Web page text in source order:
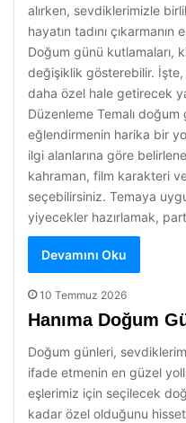
alırken, sevdiklerimizle
hayatın tadını
Doğum günü kutlamaları,
değişiklik gösterebilir. İşte,
daha özel hale getirecek
Düzenleme Temalı
eğlendirmenin harika bir
ilgi alanlarına göre
kahraman, film karakteri
seçebilirsiniz. Temaya
yiyecekler hazırlamak,
Devamını Oku
10 Temmuz 2026
Hanıma Doğum
Doğum günleri,
ifade etmenin en güzel
eşlerimiz için seçilecek
kadar özel olduğunu